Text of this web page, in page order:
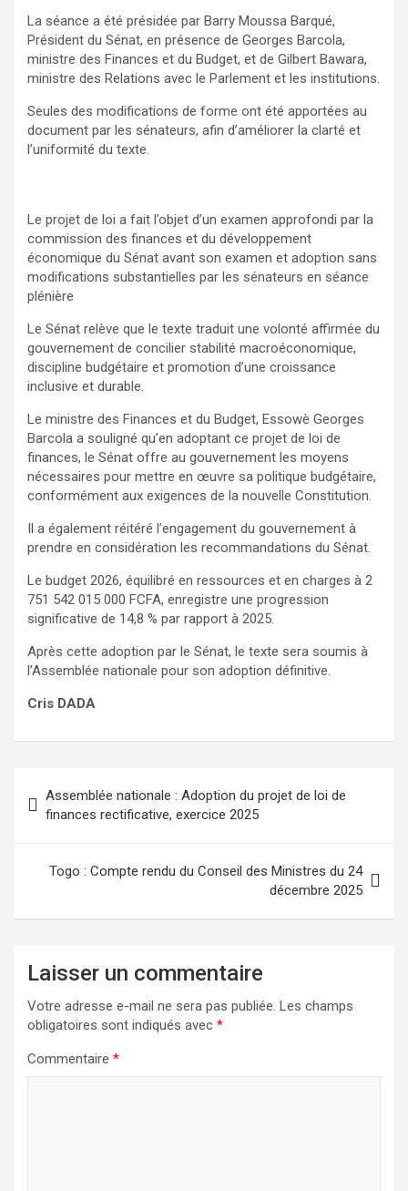
La séance a été présidée par Barry Moussa Barqué,
Président du Sénat, en présence de Georges Barcola,
ministre des Finances et du Budget, et de Gilbert Bawara,
ministre des Relations avec le Parlement et les institutions.
Seules des modifications de forme ont été apportées au
document par les sénateurs, afin d’améliorer la clarté et
l’uniformité du texte.
Le projet de loi a fait l’objet d’un examen approfondi par la
commission des finances et du développement
économique du Sénat avant son examen et adoption sans
modifications substantielles par les sénateurs en séance
plénière
Le Sénat relève que le texte traduit une volonté affirmée du
gouvernement de concilier stabilité macroéconomique,
discipline budgétaire et promotion d’une croissance
inclusive et durable.
Le ministre des Finances et du Budget, Essowè Georges
Barcola a souligné qu’en adoptant ce projet de loi de
finances, le Sénat offre au gouvernement les moyens
nécessaires pour mettre en œuvre sa politique budgétaire,
conformément aux exigences de la nouvelle Constitution.
Il a également réitéré l’engagement du gouvernement à
prendre en considération les recommandations du Sénat.
Le budget 2026, équilibré en ressources et en charges à 2
751 542 015 000 FCFA, enregistre une progression
significative de 14,8 % par rapport à 2025.
Après cette adoption par le Sénat, le texte sera soumis à
l’Assemblée nationale pour son adoption définitive.
Cris DADA
de
l’article
Assemblée nationale : Adoption du projet de loi de
finances rectificative, exercice 2025
Togo : Compte rendu du Conseil des Ministres du 24
décembre 2025
Laisser un commentaire
Votre adresse e-mail ne sera pas publiée. Les champs
obligatoires sont indiqués avec *
Commentaire *